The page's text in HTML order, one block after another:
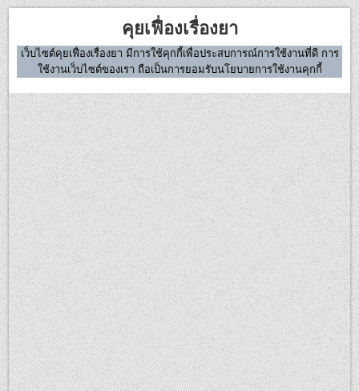
Skip
to
content
คุยเฟื่องเรื่องยา
เว็บไซต์คุยเฟื่องเรื่องยา มีการใช้คุกกี้เพื่อประสบการณ์การใช้งานที่ดี การ
ใช้งานเว็บไซต์ของเรา ถือเป็นการยอมรับนโยบายการใช้งานคุกกี้